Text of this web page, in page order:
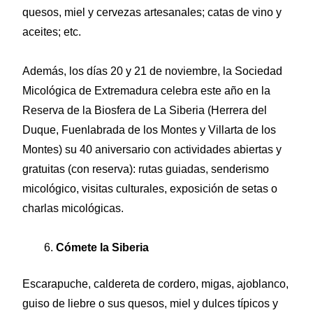
quesos, miel y cervezas artesanales; catas de vino y
aceites; etc.
Además, los días 20 y 21 de noviembre, la Sociedad
Micológica de Extremadura celebra este año en la
Reserva de la Biosfera de La Siberia (Herrera del
Duque, Fuenlabrada de los Montes y Villarta de los
Montes) su 40 aniversario con actividades abiertas y
gratuitas (con reserva): rutas guiadas, senderismo
micológico, visitas culturales, exposición de setas o
charlas micológicas.
Cómete la Siberia
Escarapuche, caldereta de cordero, migas, ajoblanco,
guiso de liebre o sus quesos, miel y dulces típicos y